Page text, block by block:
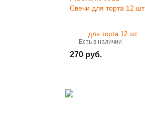
Свечи для торта 12 шт
Есть в наличии
270 руб.